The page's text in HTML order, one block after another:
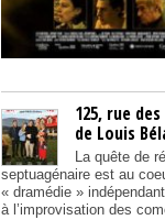
125, rue
de Louis
La quête de
septuagénaire est au
« dramédie »
à l’improvisation des